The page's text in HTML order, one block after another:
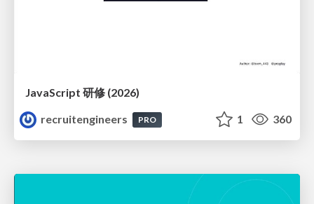
JavaScript 研修 (2026)
recruitengineers
PRO 1 360